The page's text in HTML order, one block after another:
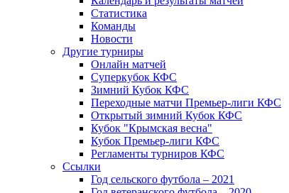
Статистика
Команды
Новости
Другие турниры
Онлайн матчей
Суперкубок КФС
Зимний Кубок КФС
Переходные матчи Премьер-лиги КФС
Открытый зимний Кубок КФС
Кубок "Крымская весна"
Кубок Премьер-лиги КФС
Регламенты турниров КФС
Ссылки
Год сельского футбола – 2021